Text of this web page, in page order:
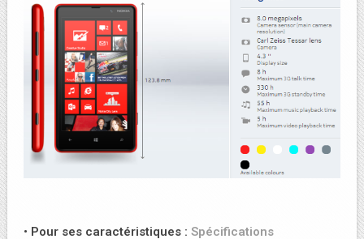
• Pour ses caractéristiques : Spécifications